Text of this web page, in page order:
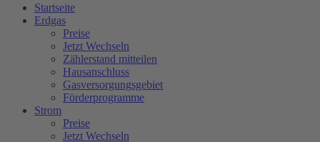
Startseite
Erdgas
Preise
Jetzt Wechseln
Zählerstand mitteilen
Hausanschluss
Gasversorgungsgebiet
Förderprogramme
Strom
Preise
Jetzt Wechseln